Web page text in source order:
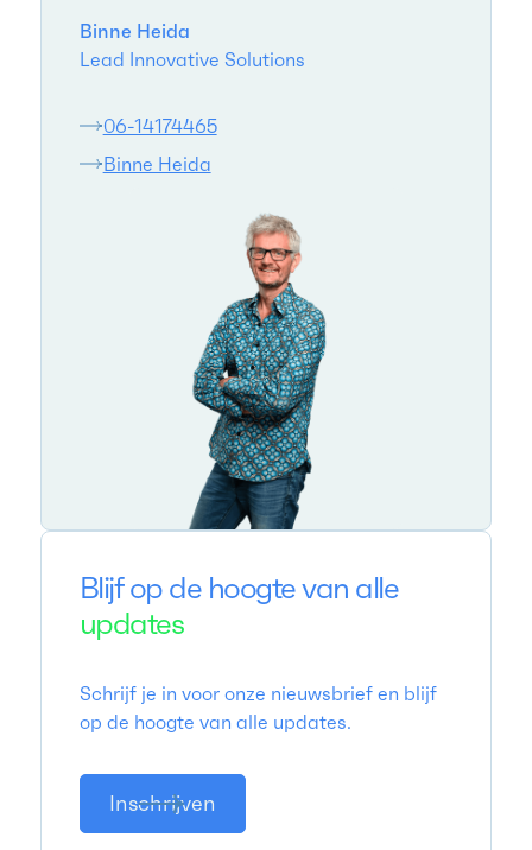
Binne Heida
Lead Innovative Solutions
06-14174465
Binne Heida
Blijf op de hoogte van alle
updates
Schrijf je in voor onze nieuwsbrief en blijf
op de hoogte van alle updates.
Inschrijven